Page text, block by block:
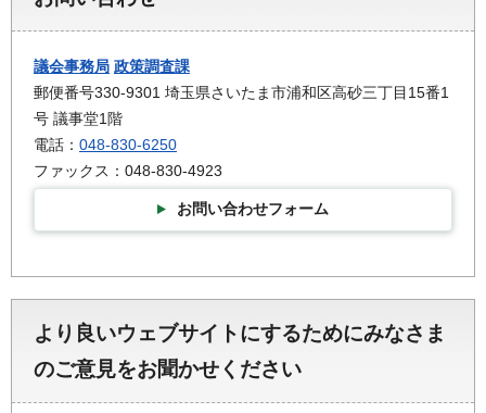
議会事務局 政策調査課
郵便番号330-9301 埼玉県さいたま市浦和区高砂三丁目15番1
号 議事堂1階
電話： 048-830-6250
ファックス：048-830-4923
お問い合わせフォーム
より良いウェブサイトにするためにみなさま
のご意見をお聞かせください